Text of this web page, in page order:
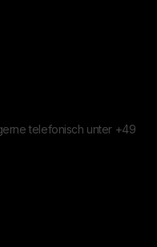
Element 1
Element 2
zu Element 3
zu Element 4
telefonisch unter +49